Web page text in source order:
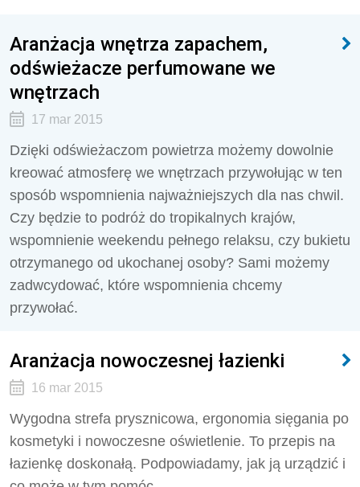
Aranżacja wnętrza zapachem,
odświeżacze perfumowane we
wnętrzach
17 mar 2015
Dzięki odświeżaczom powietrza możemy dowolnie
kreować atmosferę we wnętrzach przywołując w ten
sposób wspomnienia najważniejszych dla nas chwil.
Czy będzie to podróż do tropikalnych krajów,
wspomnienie weekendu pełnego relaksu, czy bukietu
otrzymanego od ukochanej osoby? Sami możemy
zadwcydować, które wspomnienia chcemy
przywołać.
Aranżacja nowoczesnej łazienki
16 mar 2015
Wygodna strefa prysznicowa, ergonomia sięgania po
kosmetyki i nowoczesne oświetlenie. To przepis na
łazienkę doskonałą. Podpowiadamy, jak ją urządzić i